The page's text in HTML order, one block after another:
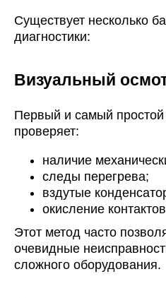
Существует несколько
диагностики:
Визуальный
Первый и самый
проверяет:
наличие
следы перегрева;
вздутые
окисление
Этот метод часто
очевидные
сложного оборудования.